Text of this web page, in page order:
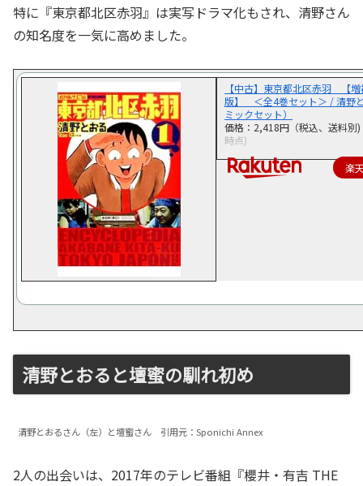
特に『東京都北区赤羽』は実写ドラマ化もされ、清野さん
の知名度を一気に高めました。
【中古】東京都北区赤羽 【
版】 ＜全4巻セット＞ / 清野
ミックセット）
価格：2,418円（税込、送料別)
時点)
楽
清野とおると壇蜜の馴れ初め
清野とおるさん（左）と壇蜜さん 引用元：Sponichi Annex
2人の出会いは、2017年のテレビ番組『櫻井・有吉 THE